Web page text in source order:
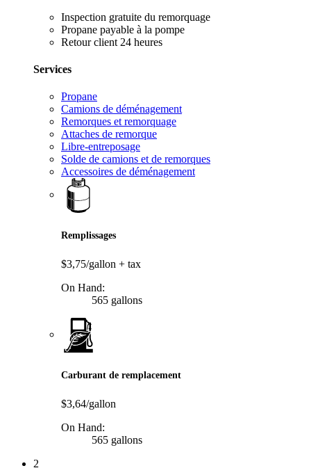
Inspection gratuite du remorquage
Propane payable à la pompe
Retour client 24 heures
Services
Propane
Camions de déménagement
Remorques et remorquage
Attaches de remorque
Libre-entreposage
Solde de camions et de remorques
Accessoires de déménagement
Remplissages
$3,75/gallon + tax
On Hand:
565 gallons
Carburant de remplacement
$3,64/gallon
On Hand:
565 gallons
2